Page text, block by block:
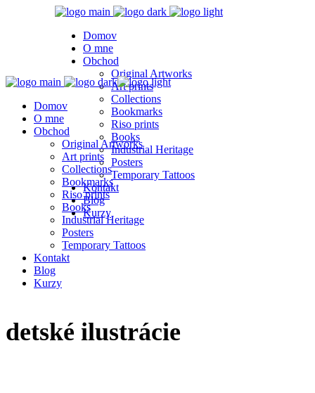
Domov
O mne
Obchod
Original Artworks
Art prints
Collections
Bookmarks
Riso prints
Books
Industrial Heritage
Posters
Temporary Tattoos
Kontakt
Blog
Kurzy
Domov
O mne
Obchod
Original Artworks
Art prints
Collections
Bookmarks
Riso prints
Books
Industrial Heritage
Posters
Temporary Tattoos
Kontakt
Blog
Kurzy
detské ilustrácie